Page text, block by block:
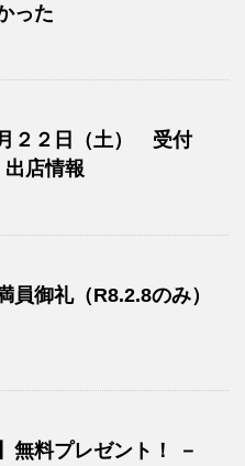
った
２２日（土） 受付
店情報
御礼（R8.2.8のみ）
無料プレゼント！ －